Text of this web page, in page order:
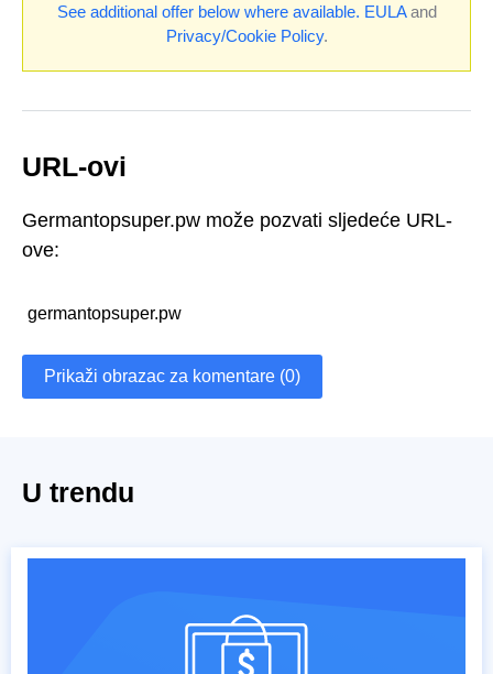
See additional offer below where available. EULAand
Privacy/Cookie Policy.
URL-ovi
Germantopsuper.pw može pozvati sljedeće URL-
ove:
germantopsuper.pw
Prikaži obrazac za komentare (0)
U trendu